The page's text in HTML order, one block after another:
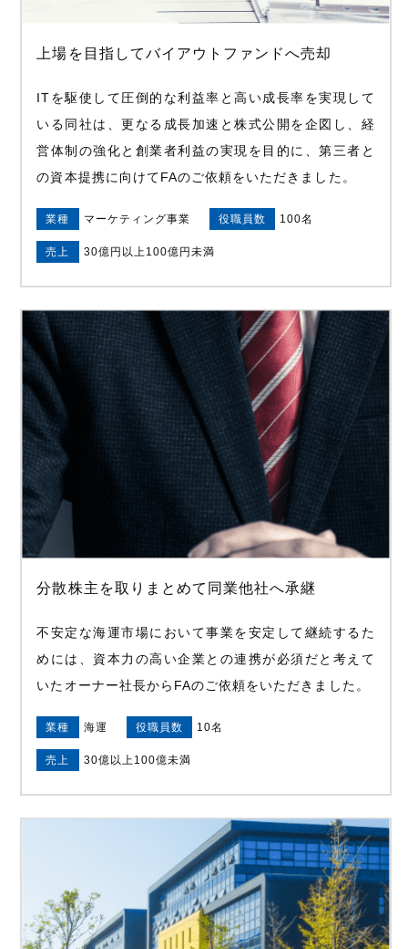
上場を目指してバイアウトファンドへ売却
ITを駆使して圧倒的な利益率と高い成長率を実現して
いる同社は、更なる成長加速と株式公開を企図し、経
営体制の強化と創業者利益の実現を目的に、第三者と
の資本提携に向けてFAのご依頼をいただきました。
業種 マーケティング事業 役職員数 100名
売上 30億円以上100億円未満
分散株主を取りまとめて同業他社へ承継
不安定な海運市場において事業を安定して継続するた
めには、資本力の高い企業との連携が必須だと考えて
いたオーナー社長からFAのご依頼をいただきました。
業種 海運 役職員数 10名
売上 30億以上100億未満